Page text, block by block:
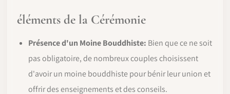
éléments de la Cérémonie
Présence d'un Moine Bouddhiste: Bien que ce ne soit
pas obligatoire, de nombreux couples choisissent
d'avoir un moine bouddhiste pour bénir leur union et
offrir des enseignements et des conseils.